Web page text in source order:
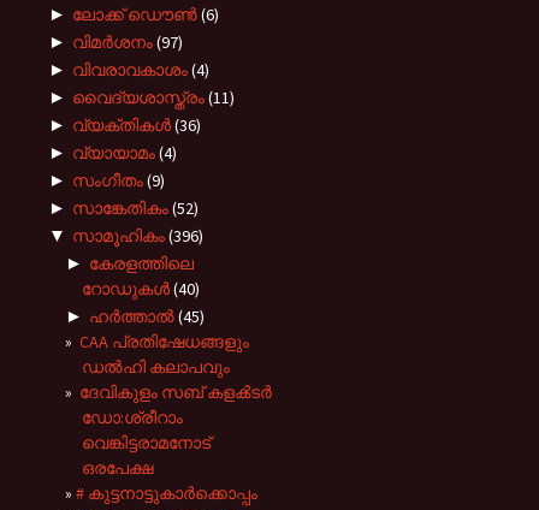
► ലോക്ക് ഡൌൺ(6)
► വിമർശനം(97)
► വിവരാവകാശം(4)
► വൈദ്യശാസ്ത്രം(11)
► വ്യക്തികൾ(36)
► വ്യായാമം(4)
► സംഗീതം(9)
► സാങ്കേതികം(52)
▼ സാമൂഹികം(396)
► കേരളത്തിലെ
റോഡുകൾ(40)
► ഹർത്താൽ(45)
CAA പ്രതിഷേധങ്ങളും
ഡൽഹി കലാപവും
ദേവികുളം സബ് കളൿടർ
ഡോ:ശ്രീറാം
വെങ്കിട്ടരാമനോട്
ഒരപേക്ഷ
# കുട്ടനാട്ടുകാർക്കൊപ്പം